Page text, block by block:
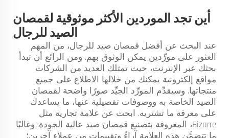
أين تجد الموردين الأكثر موثوقية لقمصان
الصيد للرجال
عند البحث عن أفضل قمصان صيد للرجال، من المهم
العثور على مورِّدين يمكن الوثوق بهم. ومن الرائع أن تبدأ
بحثك عبر الإنترنت، حيث تمتلك العديد من الشركات
مواقع إلكترونية يمكنك من خلالها الاطلاع على جميع
منتجاتها. وسيقدِّم المورِّد الجيِّد صورًا واضحة لقمصان
الصيد الخاصة به ووصوفات تفصيلية عنها، ما يساعدك
على معرفة ما تشتريه. ابحث عن علامة تجارية مثل
Bizarre، المعروفة بتصنيع قمصان صيد عالية الجودة. وغالبًا